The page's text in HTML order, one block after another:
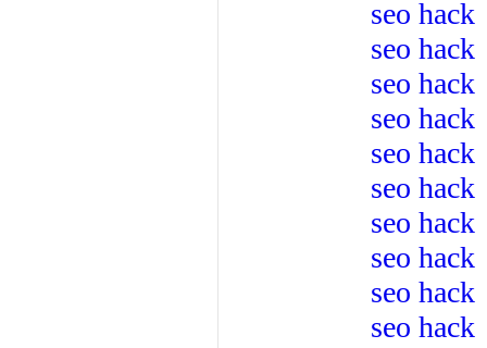
seo hack
seo hack
seo hack
seo hack
seo hack
seo hack
seo hack
seo hack
seo hack
seo hack